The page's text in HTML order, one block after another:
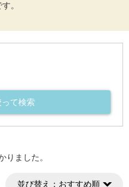
。
て検索
りました。
並び替え： おすすめ順